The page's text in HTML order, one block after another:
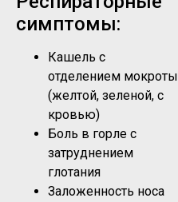
симптомы:
Кашель с
отделением мокроты
(желтой, зеленой, с
кровью)
Боль в горле с
затруднением
глотания
Заложенность носа